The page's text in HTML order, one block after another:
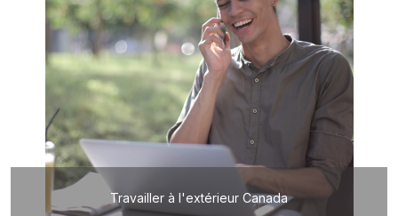
Travailler à l'extérieur Canada